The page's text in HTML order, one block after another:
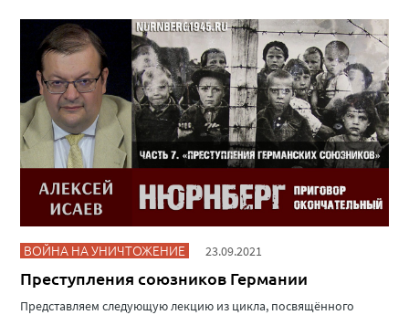
ВОЙНА НА УНИЧТОЖЕНИЕ 23.09.2021
Преступления союзников Германии
Представляем следующую лекцию из цикла, посвящённого